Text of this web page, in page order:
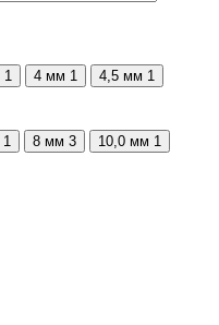
1 4 мм 1 4,5 мм 1
1 8 мм 3 10,0 мм 1